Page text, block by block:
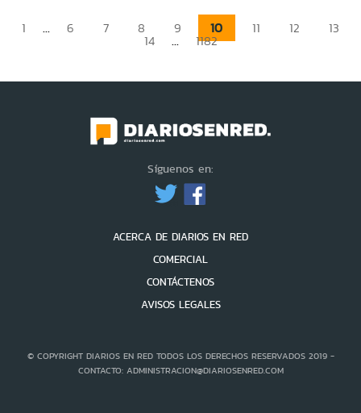
1 ... 6 7 8 9 10 11 12 13
14 ... 1182
Síguenos en:
ACERCA DE DIARIOS EN RED
COMERCIAL
CONTÁCTENOS
AVISOS LEGALES
© COPYRIGHT DIARIOS EN RED TODOS LOS DERECHOS RESERVADOS 2019 -
CONTACTO: ADMINISTRACION@DIARIOSENRED.COM